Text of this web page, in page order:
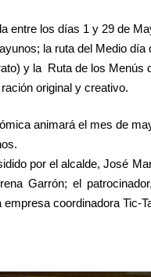
entre los días 1 y 29 de
la ruta del Medio
y la Ruta de los Menús
original y creativo.
animará el mes de
por el alcalde, José
Garrón; el
empresa coordinadora Tic-